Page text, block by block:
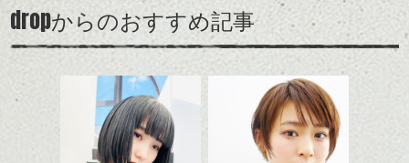
表参道でもいろんな髪型の人を見るように
なりました。
またいろいろおすすめしていきま
す。 柴田
そして並べる！
とても良い景色！
当時、まだドイツは東西に分かれていまし
ダークトーンの色味でク
ールに演出するのもおす
ナチュラルなトーンの色
で柔らかさをプラスする
のも良いですね。
またクセ毛の方は質感調
スタイリング方法は全体
をドライした後、
ワックスとオイルを混ぜ
ながらもみこみ、なじま
せます。
質感をかるくととのえな
がら耳かけアレンジする
のも良い感じです。
るのが良い感じです。
出できるので、
この時期とてもおすすめ
ですよ。
ナチュラルなベージュカ
ラーで全体にツヤと透明
感をプラスして
質感も綺麗に見せやす
dropからのおすすめ記事